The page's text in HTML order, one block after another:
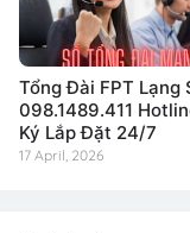
Tổng Đài FPT Lạng
098.1489.411
Ký Lắp Đặt 24/7
17 April, 2026